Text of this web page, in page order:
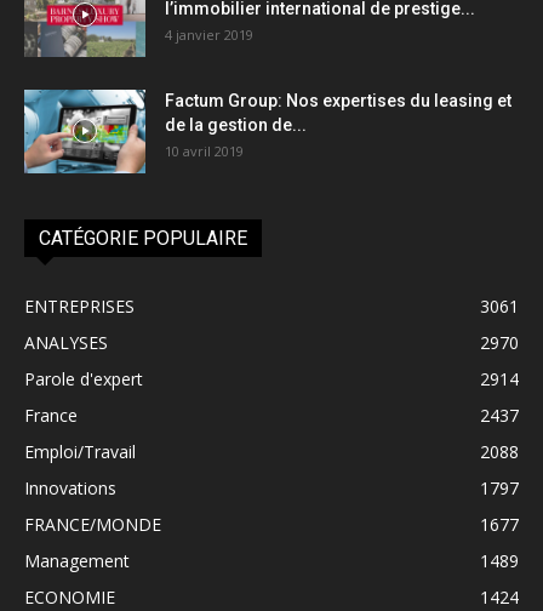
l’immobilier international de prestige...
4 janvier 2019
Factum Group: Nos expertises du leasing et
de la gestion de...
10 avril 2019
CATÉGORIE POPULAIRE
ENTREPRISES
3061
ANALYSES
2970
Parole d'expert
2914
France
2437
Emploi/Travail
2088
Innovations
1797
FRANCE/MONDE
1677
Management
1489
ECONOMIE
1424